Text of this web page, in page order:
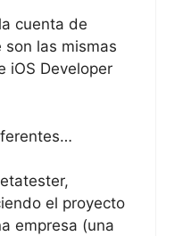
cuenta de
las mismas
iOS Developer
el proyecto
empresa (una